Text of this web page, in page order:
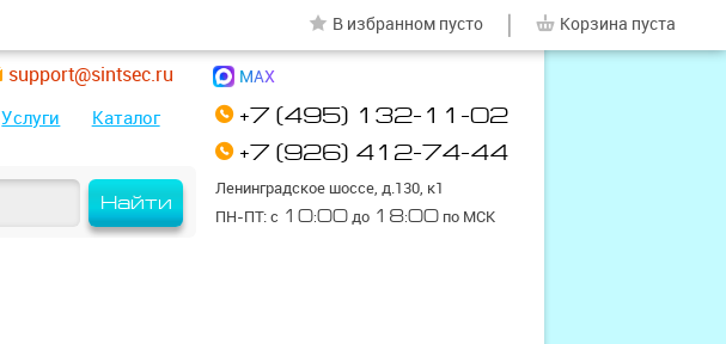
Найти
Услуги Каталог
+7 (495) 132-11-02
+7 (926) 412-74-44
Ленинградское шоссе, д.130, к1
ПН-ПТ: с 10:00 до 18:00 по МСК
support@sintsec.ru MAX
В избранном пусто Корзина пуста